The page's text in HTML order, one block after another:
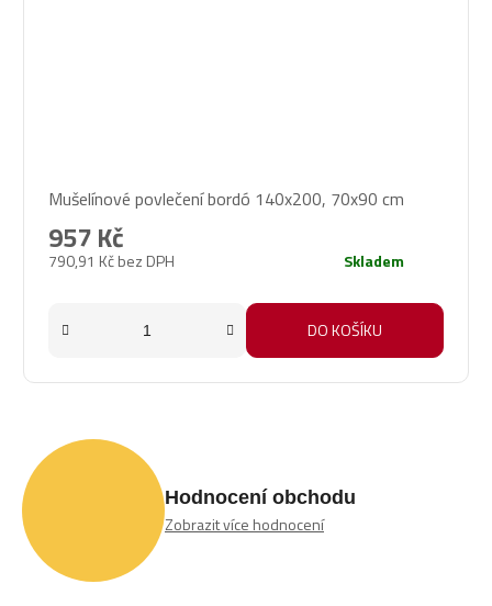
hodnocení
produktu
je
Mušelínové povlečení bordó 140x200, 70x90 cm
790,91 Kč bez DPH
957 Kč
Skladem
DO KOŠÍKU
Hodnocení obchodu
Zobrazit více hodnocení